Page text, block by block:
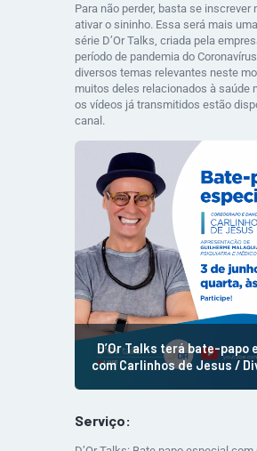
Para não perder, basta se inscrever
ativar o sininho. Essa será mais
série D’Or Talks, criada pela
período de pandemia do
diversos temas relevantes neste
muitos deles relacionados à saúde
os vídeos já transmitidos estão
canal.
D’Or Talks terá bate-papo
com Carlinhos de Jesus /
Serviço: